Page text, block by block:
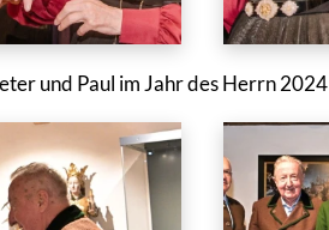
und Paul im Jahr des Herrn 2024